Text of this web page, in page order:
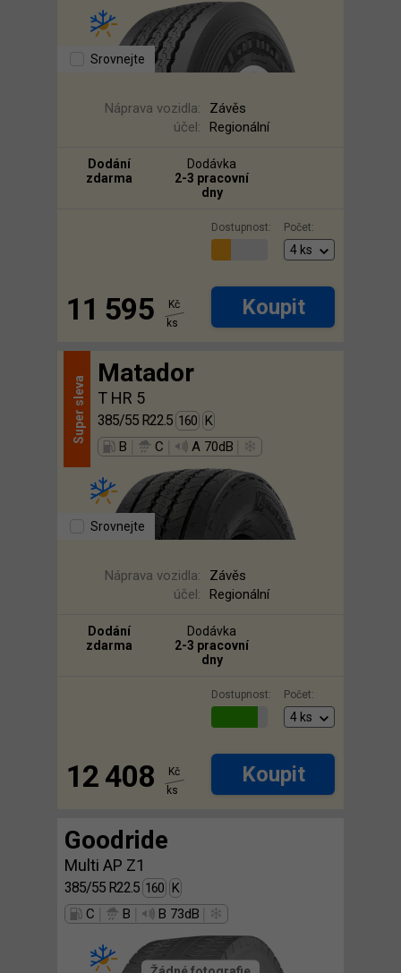
Srovnejte
Náprava vozidla:
Závěs
účel:
Regionální
Dodání
zdarma
Dodávka
2-3 pracovní
dny
Dostupnost: Počet:
11 595
Kč
ks
Koupit
Super
sleva
Matador
T HR 5
385/55 R22.5 160 K
B
C A 70dB
Srovnejte
Náprava vozidla:
Závěs
účel:
Regionální
Dodání
zdarma
Dodávka
2-3 pracovní
dny
Dostupnost: Počet:
12 408
Kč
ks
Koupit
Goodride
Multi AP Z1
385/55 R22.5 160 K
C
B B 73dB